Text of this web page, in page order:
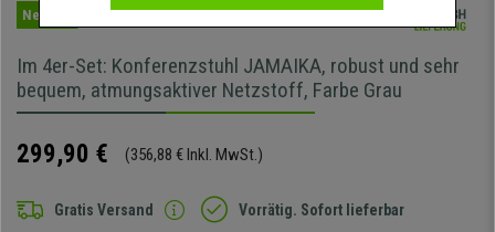
Neuheit
Im 4er-Set: Konferenzstuhl JAMAIKA, robust und sehr
bequem, atmungsaktiver Netzstoff, Farbe Grau
299,90 € (356,88 € Inkl. MwSt.)
Gratis Versand Vorrätig. Sofort lieferbar